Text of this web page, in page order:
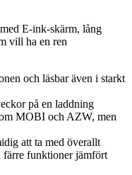
E-ink-skärm, lång
vill ha en ren
och läsbar även i starkt
på en laddning
MOBI och AZW, men
att ta med överallt
färre funktioner jämfört